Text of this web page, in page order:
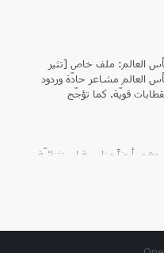
العالم: ملف خاص [تثير
العالم مشاعر حادّة وردود
قويّة. كما تؤجّج
أيضاً مناسبة استثنائيّة